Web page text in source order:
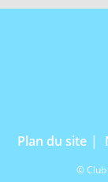
Plan du site
© Club